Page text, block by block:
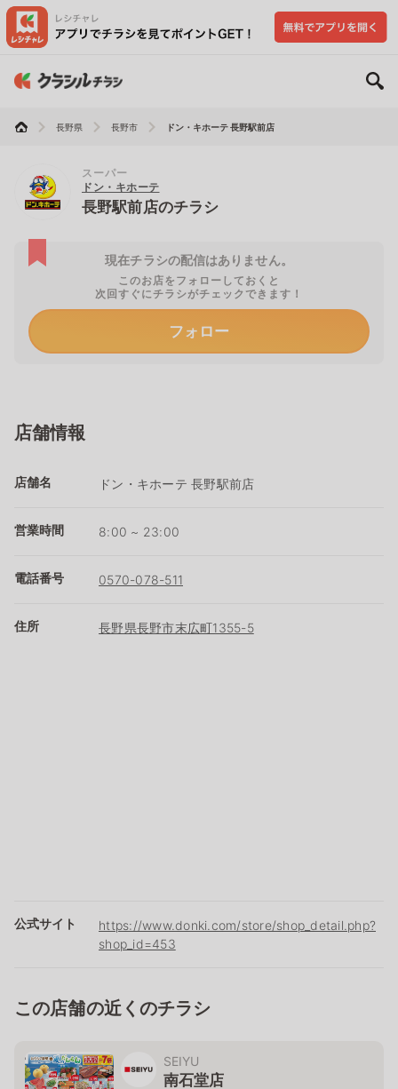
長野県 長野市 ドン・キホーテ 長野駅前店
スーパー
ドン・キホーテ
長野駅前店のチラシ
現在チラシの配信はありません。
このお店をフォローしておくと
次回すぐにチラシがチェックできます！
フォロー
店舗情報
店舗名 ドン・キホーテ 長野駅前店
営業時間 8:00 ~ 23:00
電話番号 0570-078-511
住所 長野県長野市末広町1355-5
公式サイト
https://www.donki.com/store/shop_detail.php?
shop_id=453
この店舗の近くのチラシ
SEIYU
南石堂店